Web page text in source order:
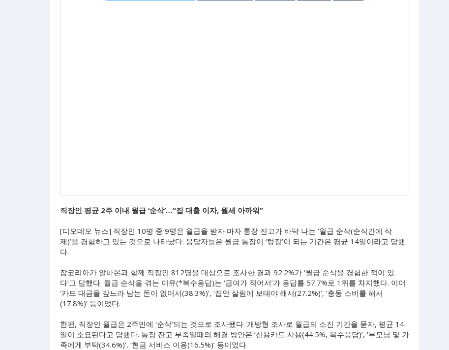
직장인 평균 2주 이내 월급 ‘순삭’…“집 대출 이자, 월세 아까워”
[디오데오 뉴스] 직장인 10명 중 9명은 월급을 받자 마자 통장 잔고가 바닥 나는 ‘월급 순삭(순식간에 삭
제)’을 경험하고 있는 것으로 나타났다. 응답자들은 월급 통장이 ‘텅장’이 되는 기간은 평균 14일이라고 답했
다.
잡코리아가 알바몬과 함께 직장인 812명을 대상으로 조사한 결과 92.2%가 ‘월급 순삭을 경험한 적이 있
다’고 답했다. 월급 순삭을 겪는 이유(*복수응답)는 ‘급여가 적어서’가 응답률 57.7%로 1위를 차지했다. 이어
‘카드 대금을 갚느라 남는 돈이 없어서(38.3%)’, ‘집안 살림에 보태야 해서(27.2%)’, ‘충동 소비를 해서
(17.8%)’ 등이었다.
한편, 직장인 월급은 2주만에 ‘순삭’되는 것으로 조사됐다. 개방형 조사로 월급의 소진 기간을 묻자, 평균 14
일이 소요된다고 답했다. 통장 잔고 부족일때의 해결 방안은 ‘신용카드 사용(44.5%, 복수응답)’, ‘부모님 및 가
족에게 부탁(34.6%)’, ‘현금 서비스 이용(16.5%)’ 등이었다.